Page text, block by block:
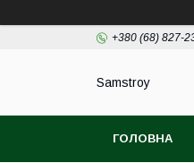
+380 (68) 827-
Samstroy
ГОЛОВНА